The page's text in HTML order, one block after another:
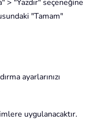
"Yazdır" seçeneğine
"Tamam"
ayarlarınızı
uygulanacaktır.